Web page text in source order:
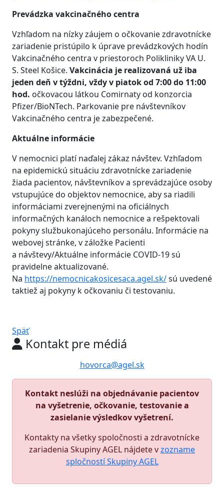
Prevádzka vakcinačného centra
Vzhľadom na nízky záujem o očkovanie zdravotnícke
zariadenie pristúpilo k úprave prevádzkových hodín
Vakcinačného centra v priestoroch Polikliniky VA U.
S. Steel Košice. Vakcinácia je realizovaná už iba
jeden deň v týždni, vždy v piatokod 7:00 do 11:00
hod. očkovacou látkou Comirnaty od konzorcia
Pfizer/BioNTech. Parkovanie pre návštevníkov
Vakcinačného centra je zabezpečené.
Aktuálne informácie
V nemocnici platí naďalej zákaz návštev. Vzhľadom
na epidemickú situáciu zdravotnícke zariadenie
žiada pacientov, návštevníkov a sprevádzajúce osoby
vstupujúce do objektov nemocnice, aby sa riadili
informáciami zverejnenými na oficiálnych
informačných kanáloch nemocnice a rešpektovali
pokyny službukonajúceho personálu. Informácie na
webovej stránke, v záložke Pacienti
a návštevy/Aktuálne informácie COVID-19 sú
pravidelne aktualizované.
Na https://nemocnicakosicesaca.agel.sk/sú uvedené
taktiež aj pokyny k očkovaniu či testovaniu.
Späť
Kontakt pre médiá
hovorca@agel.sk
Kontakt neslúži na objednávanie pacientov
na vyšetrenie, očkovanie, testovanie a
zasielanie výsledkov vyšetrení.
Kontakty na všetky spoločnosti a zdravotnícke
zariadenia Skupiny AGEL nájdete vzozname
spločností Skupiny AGEL